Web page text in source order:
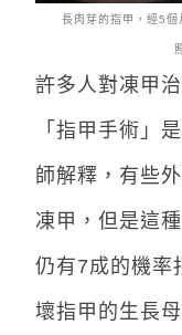
長肉芽的指甲，經5個
許多人對凍甲
「指甲手術」
師解釋，有些
凍甲，但是這
仍有7成的機率
壞指甲的生長